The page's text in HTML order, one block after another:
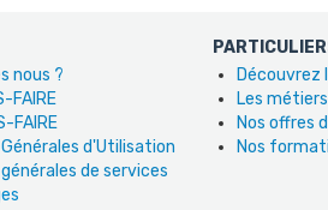
nous ?
FAIRE
FAIRE
d'Utilisation
de services
Découvrez
Les
Nos offres
Nos